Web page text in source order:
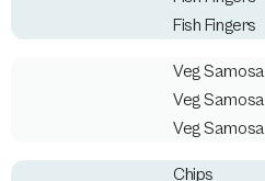
Fish Fingers
Veg Samosa
Veg Samosa
Veg Samosa
Chips